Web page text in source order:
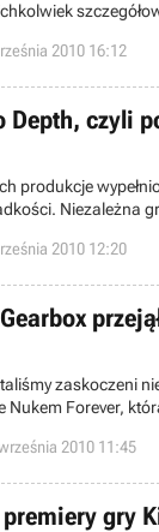
niemiecki
twórców sporą
2010 16:12
Depth, czyli
produkcje
Niezależna
wyjątków
lub polujące na nich
2010 12:20
zaskoczeni
Nukem Forever,
zakurzony
innymi dzięki
2010 11:45
premiery gry